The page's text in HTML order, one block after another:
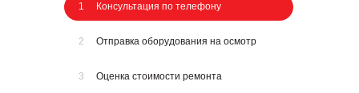
1 Консультация по телефону
2 Отправка оборудования на осмотр
3 Оценка стоимости ремонта